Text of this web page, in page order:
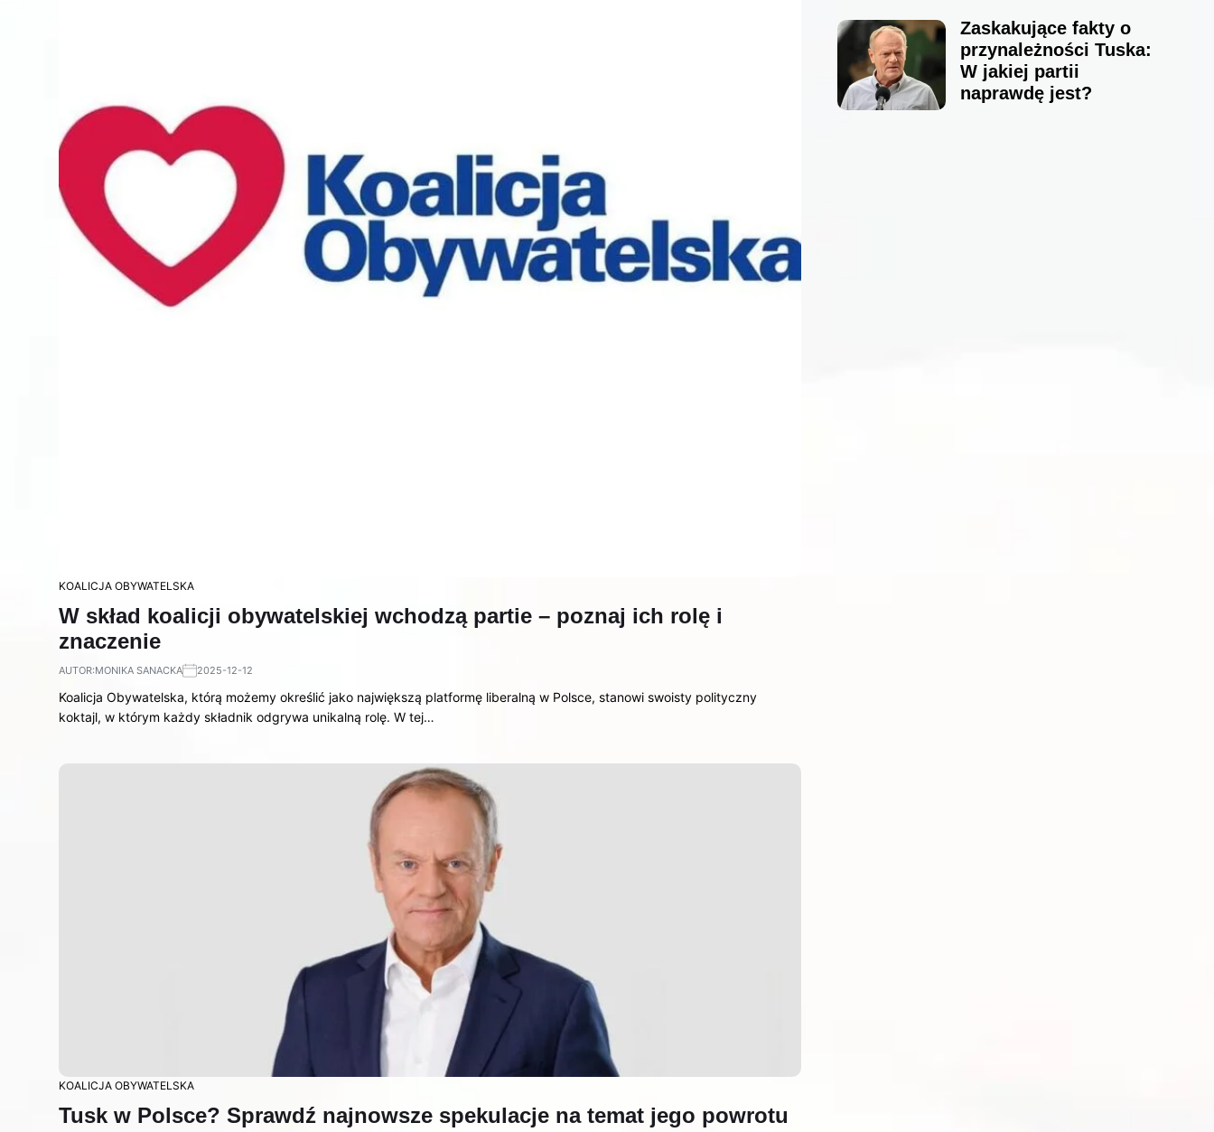
KOALICJA OBYWATELSKA
W skład koalicji obywatelskiej wchodzą partie – poznaj ich rolę i
znaczenie
AUTOR:MONIKA SANACKA 2025-12-12
Koalicja Obywatelska, którą możemy określić jako największą platformę liberalną w Polsce, stanowi swoisty polityczny
koktajl, w którym każdy składnik odgrywa unikalną rolę. W tej…
KOALICJA OBYWATELSKA
Tusk w Polsce? Sprawdź najnowsze spekulacje na temat jego powrotu
Zaskakujące fakty o
przynależności Tuska:
W jakiej partii
naprawdę jest?